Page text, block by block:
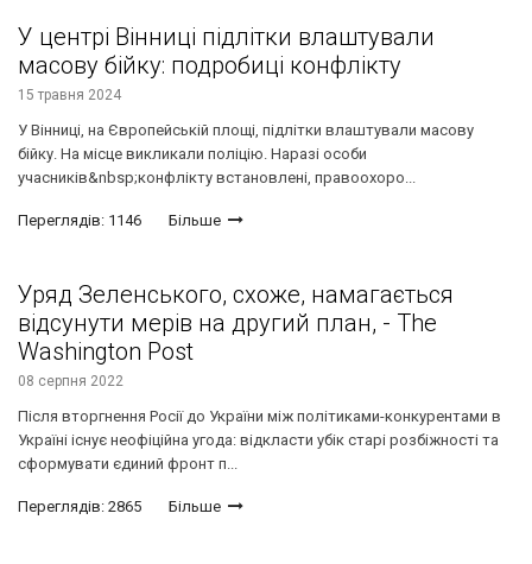
У центрі Вінниці підлітки влаштували
масову бійку: подробиці конфлікту
15 травня 2024
У Вінниці, на Європейській площі, підлітки влаштували масову
бійку. На місце викликали поліцію. Наразі особи
учасників&nbsp;конфлікту встановлені, правоохоро...
Переглядів: 1146 Більше
Уряд Зеленського, схоже, намагається
відсунути мерів на другий план, - The
Washington Post
08 серпня 2022
Після вторгнення Росії до України між політиками-конкурентами в
Україні існує неофіційна угода: відкласти убік старі розбіжності та
сформувати єдиний фронт п...
Переглядів: 2865 Більше